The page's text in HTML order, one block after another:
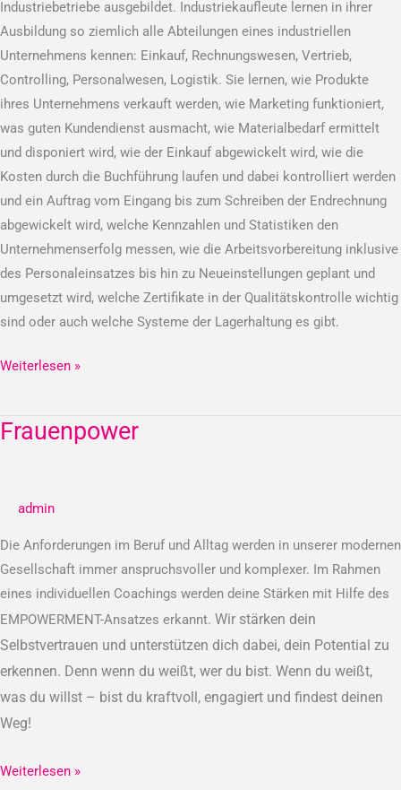
Industriebetriebe ausgebildet. Industriekaufleute lernen in ihrer
Ausbildung so ziemlich alle Abteilungen eines industriellen
Unternehmens kennen: Einkauf, Rechnungswesen, Vertrieb,
Controlling, Personalwesen, Logistik. Sie lernen, wie Produkte
ihres Unternehmens verkauft werden, wie Marketing funktioniert,
was guten Kundendienst ausmacht, wie Materialbedarf ermittelt
und disponiert wird, wie der Einkauf abgewickelt wird, wie die
Kosten durch die Buchführung laufen und dabei kontrolliert werden
und ein Auftrag vom Eingang bis zum Schreiben der Endrechnung
abgewickelt wird, welche Kennzahlen und Statistiken den
Unternehmenserfolg messen, wie die Arbeitsvorbereitung inklusive
des Personaleinsatzes bis hin zu Neueinstellungen geplant und
umgesetzt wird, welche Zertifikate in der Qualitätskontrolle wichtig
sind oder auch welche Systeme der Lagerhaltung es gibt.
Weiterlesen »
Frauenpower
admin
Die Anforderungen im Beruf und Alltag werden in unserer modernen
Gesellschaft immer anspruchsvoller und komplexer. Im Rahmen
eines individuellen Coachings werden deine Stärken mit Hilfe des
EMPOWERMENT-Ansatzes erkannt. Wir stärken dein
Selbstvertrauen und unterstützen dich dabei, dein Potential zu
erkennen. Denn wenn du weißt, wer du bist. Wenn du weißt,
was du willst – bist du kraftvoll, engagiert und findest deinen
Weg!
Frauenpower
Weiterlesen »